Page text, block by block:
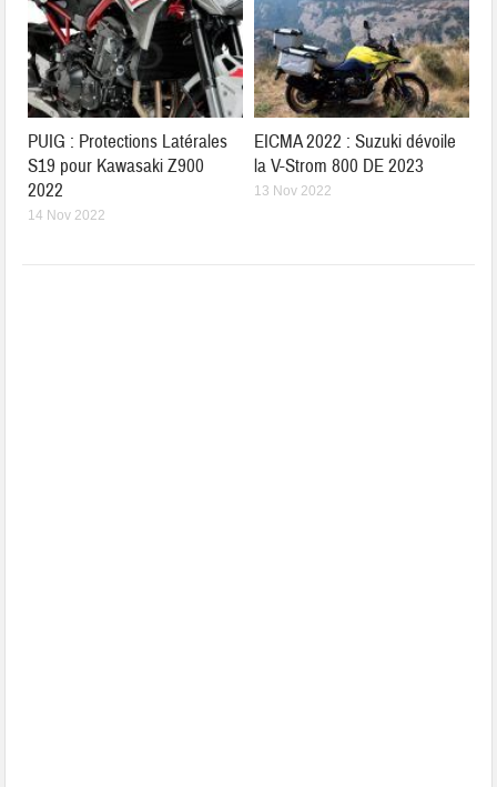
PUIG : Protections Latérales
S19 pour Kawasaki Z900
2022
14 Nov 2022
EICMA 2022 : Suzuki dévoile
la V-Strom 800 DE 2023
13 Nov 2022